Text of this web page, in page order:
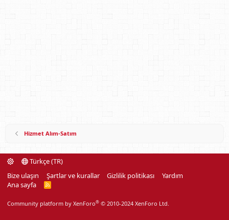
Hizmet Alım-Satım
Türkçe (TR)
Bize ulaşın
Şartlar ve kurallar Gizlilik politikası
Yardım
Ana sayfa
R
Community platform by XenForo® © 2010-2024 XenForo Ltd.